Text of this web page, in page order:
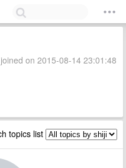
on 2015-08-14 23:01:48
topics list